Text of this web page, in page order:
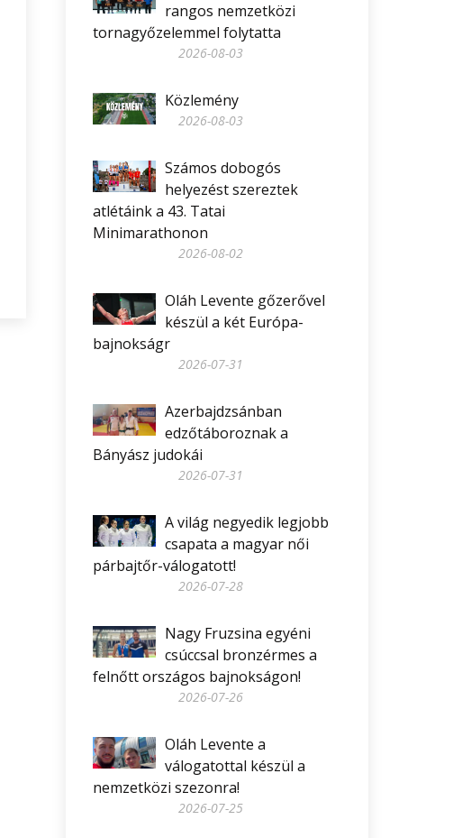
rangos nemzetközi
tornagyőzelemmel folytatta
2026-08-03
Közlemény
2026-08-03
Számos dobogós
helyezést szereztek
atlétáink a 43. Tatai
Minimarathonon
2026-08-02
Oláh Levente gőzerővel
készül a két Európa-
bajnokságr
2026-07-31
Azerbajdzsánban
edzőtáboroznak a
Bányász judokái
2026-07-31
A világ negyedik legjobb
csapata a magyar női
párbajtőr-válogatott!
2026-07-28
Nagy Fruzsina egyéni
csúccsal bronzérmes a
felnőtt országos bajnokságon!
2026-07-26
Oláh Levente a
válogatottal készül a
nemzetközi szezonra!
2026-07-25